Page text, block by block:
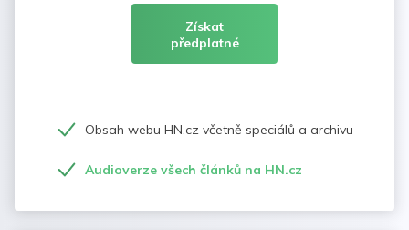
Získat
předplatné
Obsah webu HN.cz včetně speciálů a archivu
Audioverze všech článků na HN.cz